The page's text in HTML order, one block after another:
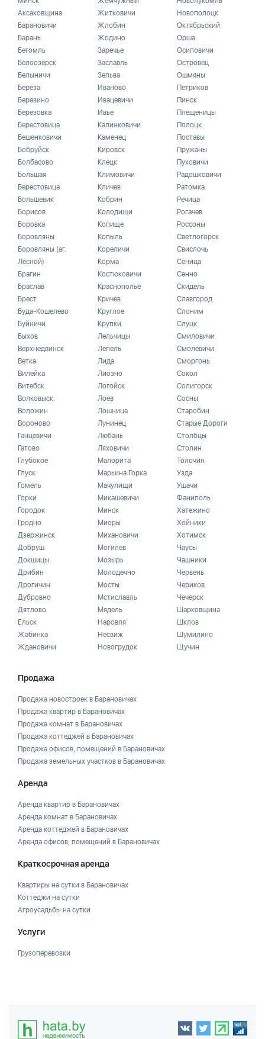
Аксаковщина
Барановичи
Барань
Бегомль
Белоозёрск
Белыничи
Береза
Березино
Березовка
Берестовица
Бешенковичи
Бобруйск
Болбасово
Большая
Берестовица
Большевик
Борисов
Боровка
Боровляны
Боровляны (аг.
Лесной)
Брагин
Браслав
Брест
Буда-Кошелево
Буйничи
Быхов
Верхнедвинск
Ветка
Вилейка
Витебск
Волковыск
Воложин
Вороново
Ганцевичи
Гатово
Глубокое
Глуск
Гомель
Горки
Городок
Гродно
Дзержинск
Добруш
Докшицы
Дрибин
Дрогичин
Дубровно
Дятлово
Ельск
Жабинка
Ждановичи
Житковичи
Жлобин
Жодино
Заречье
Заславль
Зельва
Иваново
Ивацевичи
Ивье
Калинковичи
Каменец
Кировск
Клецк
Климовичи
Кличев
Кобрин
Колодищи
Копище
Копыль
Кореличи
Корма
Костюковичи
Краснополье
Кричев
Круглое
Крупки
Лельчицы
Лепель
Лида
Лиозно
Логойск
Лоев
Лошница
Лунинец
Любань
Ляховичи
Малорита
Марьина Горка
Мачулищи
Микашевичи
Минск
Миоры
Михановичи
Могилев
Мозырь
Молодечно
Мосты
Мстиславль
Мядель
Наровля
Несвиж
Новогрудок
Новополоцк
Октябрьский
Орша
Осиповичи
Островец
Ошмяны
Петриков
Пинск
Плещеницы
Полоцк
Поставы
Пружаны
Пуховичи
Радошковичи
Ратомка
Речица
Рогачев
Россоны
Светлогорск
Свислочь
Сеница
Сенно
Скидель
Славгород
Слоним
Слуцк
Смиловичи
Смолевичи
Сморгонь
Сокол
Солигорск
Сосны
Старобин
Старые Дороги
Столбцы
Столин
Толочин
Узда
Ушачи
Фаниполь
Хатежино
Хойники
Хотимск
Чаусы
Чашники
Червень
Чериков
Чечерск
Шарковщина
Шклов
Шумилино
Щучин
Продажа
Продажа новостроек в Барановичах
Продажа квартир в Барановичах
Продажа комнат в Барановичах
Продажа коттеджей в Барановичах
Продажа офисов, помещений в Барановичах
Продажа земельных участков в Барановичах
Аренда
Аренда квартир в Барановичах
Аренда комнат в Барановичах
Аренда коттеджей в Барановичах
Аренда офисов, помещений в Барановичах
Краткосрочная аренда
Квартиры на сутки в Барановичах
Коттеджи на сутки
Агроусадьбы на сутки
Услуги
Грузоперевозки